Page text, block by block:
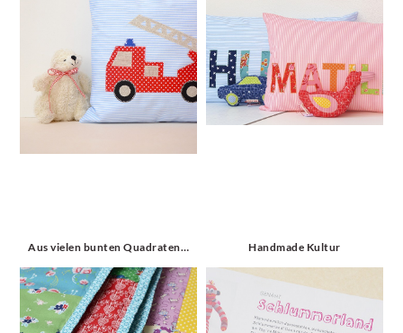
Aus vielen bunten Quadraten… Handmade Kultur